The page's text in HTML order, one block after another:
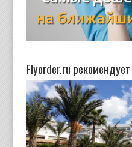
Flyorder.ru рекомендует